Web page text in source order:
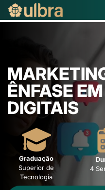
ÊNFASE
DIGITAIS
Graduação
Superior de
Tecnologia
4